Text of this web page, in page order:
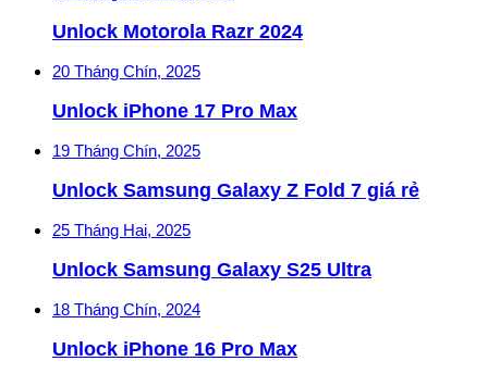
Unlock Motorola Razr 2024
20 Tháng Chín, 2025
Unlock iPhone 17 Pro Max
19 Tháng Chín, 2025
Unlock Samsung Galaxy Z Fold 7 giá rẻ
25 Tháng Hai, 2025
Unlock Samsung Galaxy S25 Ultra
18 Tháng Chín, 2024
Unlock iPhone 16 Pro Max